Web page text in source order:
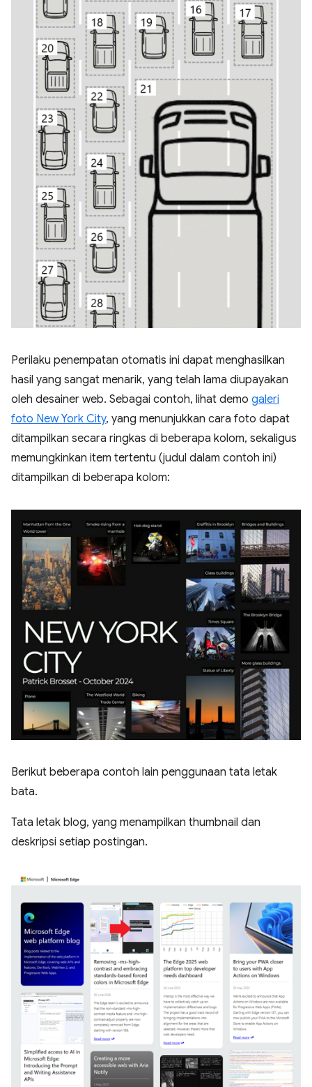
Perilaku penempatan otomatis ini dapat menghasilkan
hasil yang sangat menarik, yang telah lama diupayakan
oleh desainer web. Sebagai contoh, lihat demo galeri
foto New York City, yang menunjukkan cara foto dapat
ditampilkan secara ringkas di beberapa kolom, sekaligus
memungkinkan item tertentu (judul dalam contoh ini)
ditampilkan di beberapa kolom:
Berikut beberapa contoh lain penggunaan tata letak
bata.
Tata letak blog, yang menampilkan thumbnail dan
deskripsi setiap postingan.